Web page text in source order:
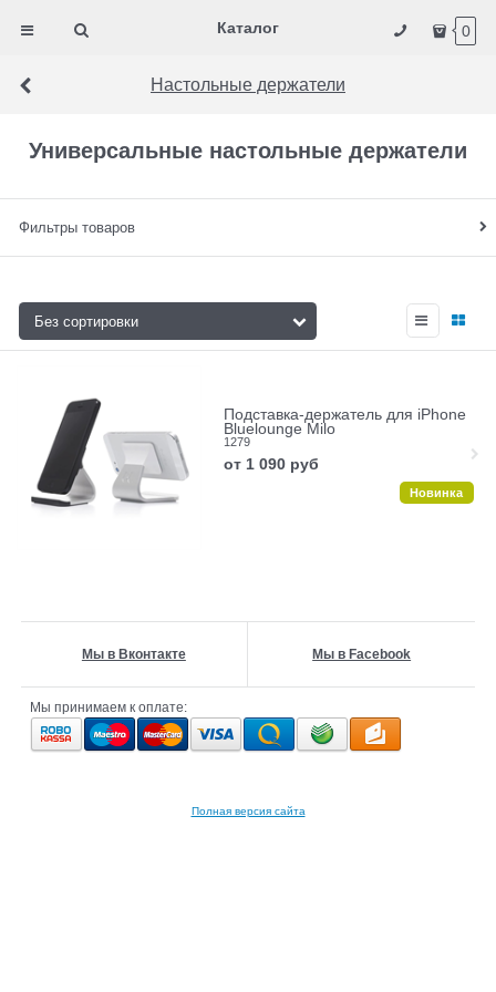
Каталог 0
Настольные держатели
Универсальные настольные держатели
Фильтры товаров
Подставка-держатель для iPhone
Bluelounge Milo
1279
от 1 090 руб
Новинка
Мы в Вконтакте Мы в Facebook
Мы принимаем к оплате:
Полная версия сайта